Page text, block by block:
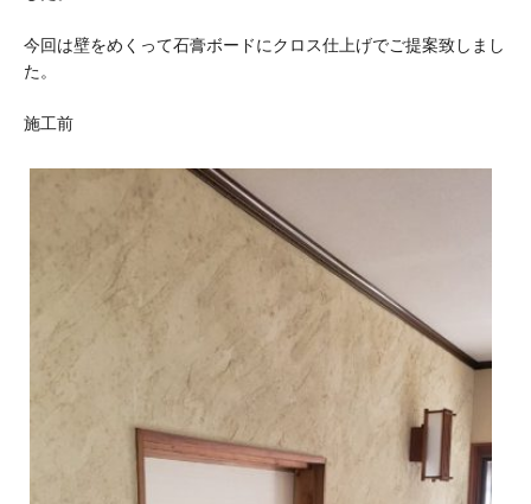
今回は壁をめくって石膏ボードにクロス仕上げでご提案致しまし
た。
施工前